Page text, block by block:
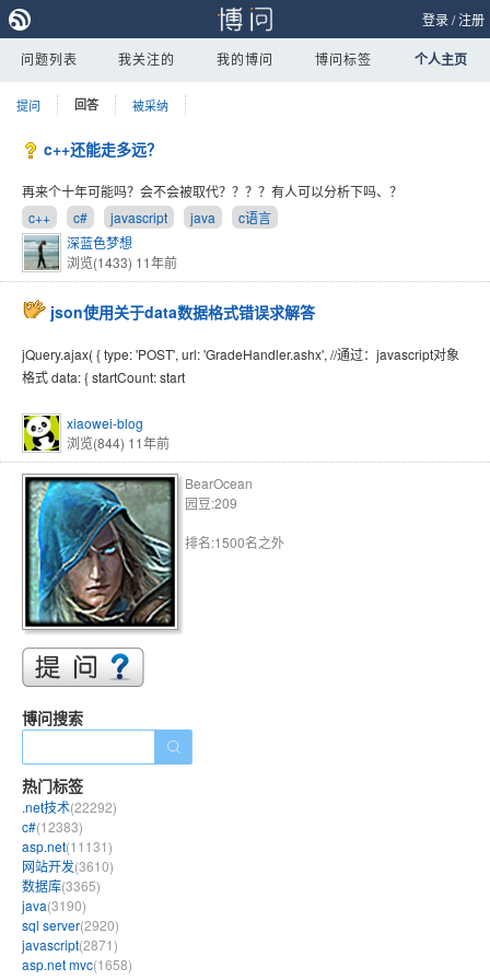
登录/注册
问题列表 我关注的 我的博问 博问标签 个人主页
提问 回答 被采纳
c++还能走多远？
再来个十年可能吗？会不会被取代？？？？有人可以分析下吗、？
c++
c# javascript java
c语言
深蓝色梦想
浏览(1433) 11年前
json使用关于data数据格式错误求解答
jQuery.ajax( { type: 'POST', url: 'GradeHandler.ashx', //通过：javascript对象
格式 data: { startCount: start
xiaowei-blog
浏览(844) 11年前
BearOcean
园豆:209
排名:1500名之外
博问搜索
热门标签
.net技术(22292)
c#(12383)
asp.net(11131)
网站开发(3610)
数据库(3365)
java(3190)
sql server(2920)
javascript(2871)
asp.net mvc(1658)